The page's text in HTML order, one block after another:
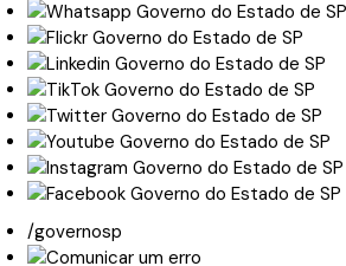
/governosp